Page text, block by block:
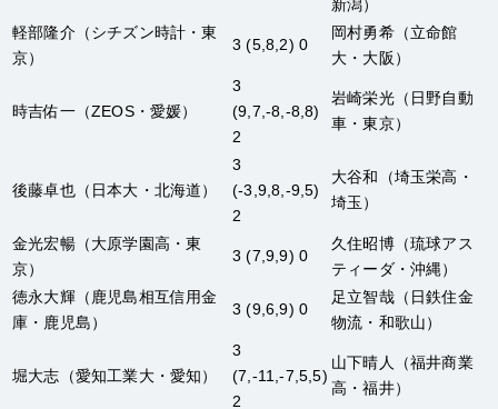
新潟）
軽部隆介（シチズン時計・東
京）
3 (5,8,2) 0
岡村勇希（立命館
大・大阪）
時吉佑一（ZEOS・愛媛）
3
(9,7,-8,-8,8)
2
岩崎栄光（日野自動
車・東京）
後藤卓也（日本大・北海道）
3
(-3,9,8,-9,5)
2
大谷和
（埼玉栄高・
埼玉）
金光宏暢（大原学園高・東
京）
3 (7,9,9) 0
久住昭博（琉球アス
ティーダ・沖縄）
徳永大輝（鹿児島相互信用金
庫・鹿児島）
3 (9,6,9) 0
足立智哉（日鉄住金
物流・和歌山）
堀大志 （愛知工業大・愛知）
3
(7,-11,-7,5,5)
2
山下晴人
（福井商業
高・福井）